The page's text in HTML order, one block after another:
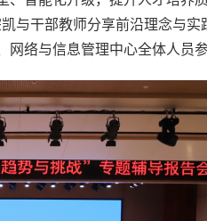
与干部教师分享前沿理念与
络与信息管理中心全体人员